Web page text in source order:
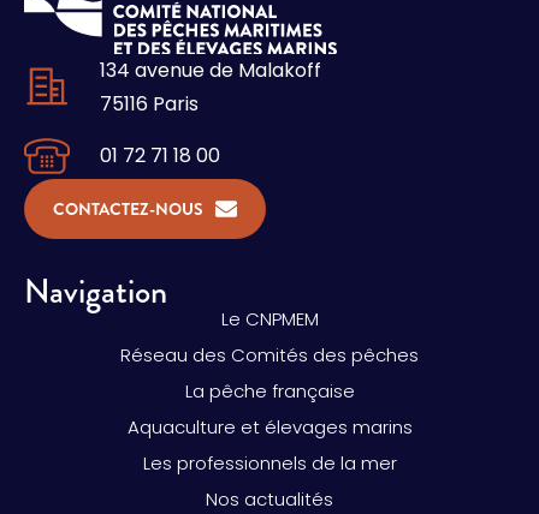
134 avenue de Malakoff
75116 Paris
01 72 71 18 00
CONTACTEZ-NOUS
Navigation
Le CNPMEM
Réseau des Comités des pêches
La pêche française
Aquaculture et élevages marins
Les professionnels de la mer
Nos actualités